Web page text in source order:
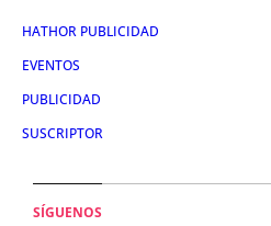
HATHOR PUBLICIDAD
EVENTOS
PUBLICIDAD
SUSCRIPTOR
SÍGUENOS